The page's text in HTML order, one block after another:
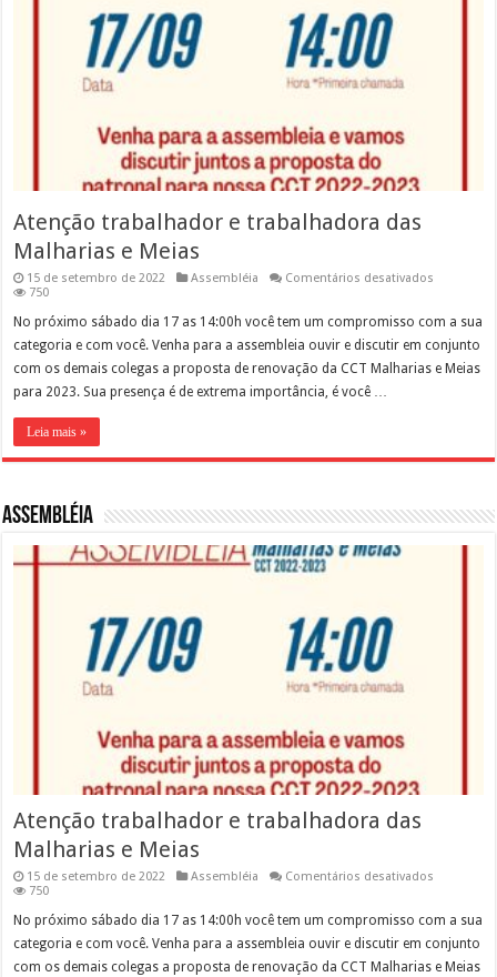
Atenção trabalhador e trabalhadora das
Malharias e Meias
15 de setembro de 2022 Assembléia Comentários desativados
e
das
Malharias
e
750
No próximo sábado dia 17 as 14:00h você tem um compromisso com a sua
categoria e com você. Venha para a assembleia ouvir e discutir em conjunto
com os demais colegas a proposta de renovação da CCT Malharias e Meias
para 2023. Sua presença é de extrema importância, é você …
Leia mais »
Assembléia
Atenção trabalhador e trabalhadora das
Malharias e Meias
15 de setembro de 2022 Assembléia Comentários desativados
e
das
Malharias
750
No próximo sábado dia 17 as 14:00h você tem um compromisso com a sua
categoria e com você. Venha para a assembleia ouvir e discutir em conjunto
com os demais colegas a proposta de renovação da CCT Malharias e Meias